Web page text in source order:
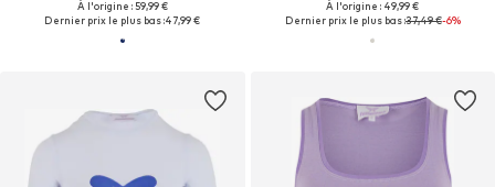
À l'origine : 59,99 €
Dernier prix le plus bas :47,99 €
À l'origine : 49,99 €
Dernier prix le plus bas :37,49 €-6%